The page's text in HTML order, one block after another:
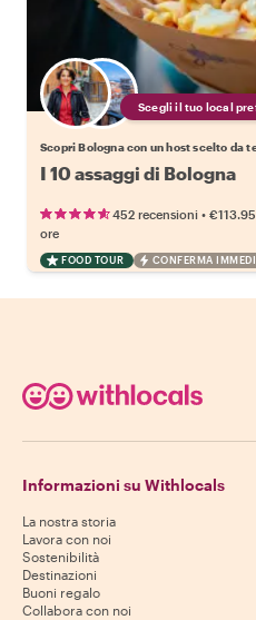
Scegli il tuo local
Scopri Bologna con un host scelto da
I 10 assaggi di Bologna
452 recensioni • €113.95
ore
FOOD TOUR CONFERMA
Informazioni su Withlocals
La nostra storia
Lavora con noi
Sostenibilità
Destinazioni
Buoni regalo
Collabora con noi